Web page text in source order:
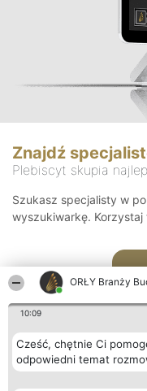
ORŁY Branży
10:09
Cześć, chętnie Ci
odpowiedni temat
Znajdź
Plebiscyt skupia
Szukasz specjalisty w
wyszukiwarkę. Korzystaj
Organizator plebiscytu